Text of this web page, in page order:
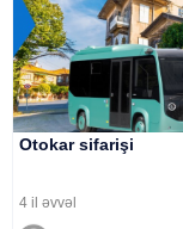
Otokar sifarişi
4 il əvvəl